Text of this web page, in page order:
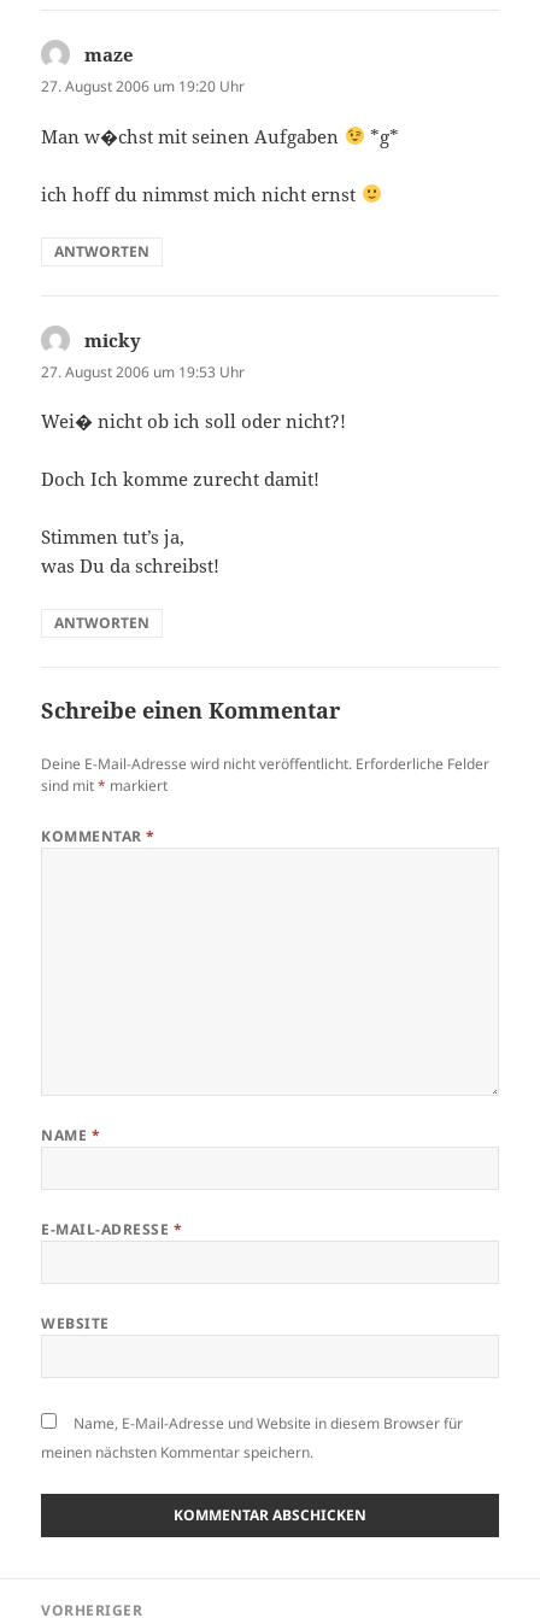
maze
27. August 2006 um 19:20 Uhr
Man w�chst mit seinen Aufgaben *g*
ich hoff du nimmst mich nicht ernst
ANTWORTEN
micky
27. August 2006 um 19:53 Uhr
Wei� nicht ob ich soll oder nicht?!
Doch Ich komme zurecht damit!
Stimmen tut’s ja,
was Du da schreibst!
ANTWORTEN
Schreibe einen Kommentar
Deine E-Mail-Adresse wird nicht veröffentlicht. Erforderliche Felder
sind mit* markiert
KOMMENTAR*
NAME *
E-MAIL-ADRESSE *
WEBSITE
Name, E-Mail-Adresse und Website in diesem Browser für
meinen nächsten Kommentar speichern.
VORHERIGER